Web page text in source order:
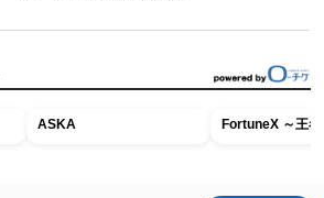
ASKA FortuneX ～王